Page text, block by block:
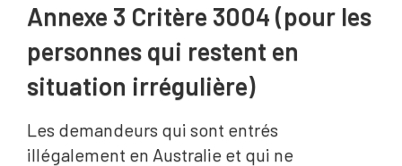
Annexe 3 Critère 3004 (pour les
personnes qui restent en
situation irrégulière)
Les demandeurs qui sont entrés
illégalement en Australie et qui ne